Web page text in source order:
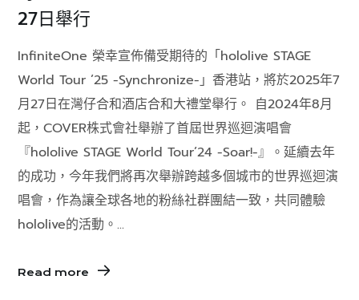
27日舉行
InfiniteOne 榮幸宣佈備受期待的「hololive STAGE
World Tour ’25 -Synchronize-」香港站，將於2025年7
月27日在灣仔合和酒店合和大禮堂舉行。 自2024年8月
起，COVER株式會社舉辦了首屆世界巡迴演唱會
『hololive STAGE World Tour’24 -Soar!-』。延續去年
的成功，今年我們將再次舉辦跨越多個城市的世界巡迴演
唱會，作為讓全球各地的粉絲社群團結一致，共同體驗
hololive的活動。...
Read more